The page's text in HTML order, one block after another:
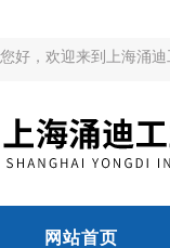
您好，欢迎来到上海涌迪
网站首页